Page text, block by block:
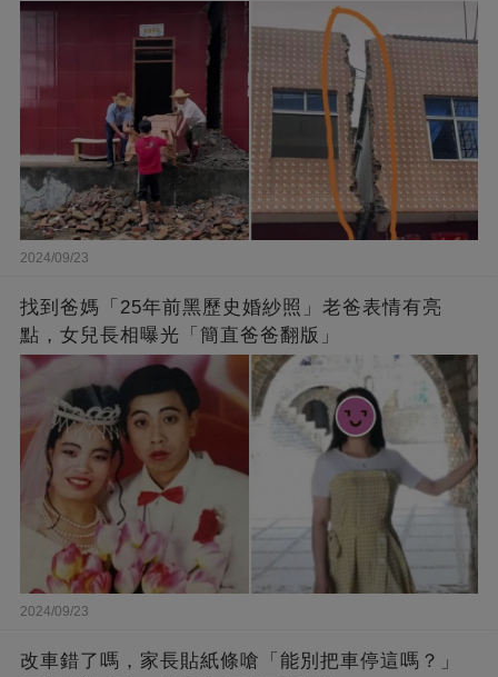
2024/09/23
找到爸媽「25年前黑歷史婚紗照」老爸表情有亮
點，女兒長相曝光「簡直爸爸翻版」
2024/09/23
改車錯了嗎，家長貼紙條嗆「能別把車停這嗎？」